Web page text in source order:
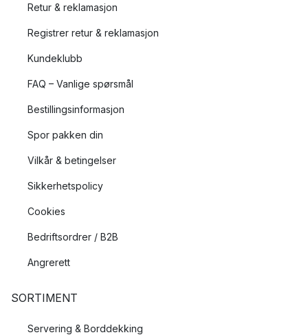
Retur & reklamasjon
Registrer retur & reklamasjon
Kundeklubb
FAQ – Vanlige spørsmål
Bestillingsinformasjon
Spor pakken din
Vilkår & betingelser
Sikkerhetspolicy
Cookies
Bedriftsordrer / B2B
Angrerett
SORTIMENT
Servering & Borddekking